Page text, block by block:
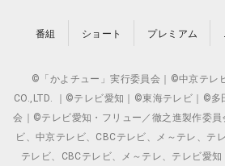
番組 ショート プレミアム
©「かよチュー」実行委員会｜©中京テレ
CO.,LTD. ｜©テレビ愛知｜©東海テレビ｜©多
会｜©テレビ愛知・フリュー／徹之進製作委
ビ、中京テレビ、CBCテレビ、メ～テレ、テ
テレビ、CBCテレビ、メ～テレ、テレビ愛